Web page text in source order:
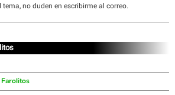
no duden en escribirme al correo.
Farolitos